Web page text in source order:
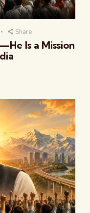
Share
Is a Mission